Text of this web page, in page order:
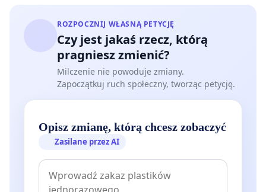
ROZPOCZNIJ WŁASNĄ PETYCJĘ
Czy jest jakaś rzecz, którą
pragniesz zmienić?
Milczenie nie powoduje zmiany.
Zapoczątkuj ruch społeczny, tworząc petycję.
Opisz zmianę, którą chcesz zobaczyć
Zasilane przez AI